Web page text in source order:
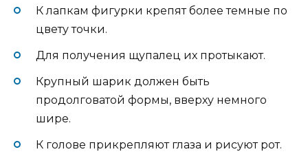
К лапкам фигурки крепят более темные по
цвету точки.
Для получения щупалец их протыкают.
Крупный шарик должен быть
продолговатой формы, вверху немного
шире.
К голове прикрепляют глаза и рисуют рот.